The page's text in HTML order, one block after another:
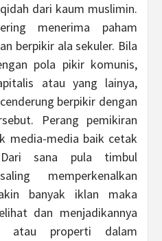
dari kaum muslimin.
menerima paham
berpikir ala sekuler. Bila
pola pikir komunis,
atau yang lainya,
berpikir dengan
Perang pemikiran
media-media baik cetak
sana pula timbul
memperkenalkan
banyak iklan maka
dan menjadikannya
atau properti dalam